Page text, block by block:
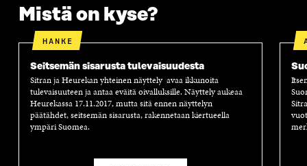
Mistä on kyse?
HANKE
Seitsemän sisarusta tulevaisuudesta
Sitran ja Heurekan yhteinen näyttely avaa ikkunoita
tulevaisuuteen ja antaa eväitä oivalluksille. Näyttely aukeaa
Heurekassa 17.11.2017, mutta sitä ennen näyttelyn
päätähdet, seitsemän sisarusta, rakennetaan kiertueella
ympäri Suomea.